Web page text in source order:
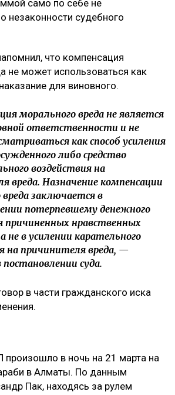
само по себе не
незаконности судебного
что компенсация
не может использоваться как
для виновного.
морального вреда не является
ответственности и не
как способ усиления
либо средство
воздействия на
вреда. Назначение компенсации
заключается в
потерпевшему денежного
причиненных нравственных
не в усилении карательного
на причинителя вреда, —
постановлении суда.
в части гражданского иска
произошло в ночь на 21 марта на
в Алматы. По данным
Пак, находясь за рулем